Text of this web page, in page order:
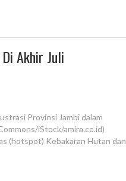
Akhir Juli
Provinsi Jambi dalam
iStock/amira.co.id)
(hotspot) Kebakaran Hutan dan